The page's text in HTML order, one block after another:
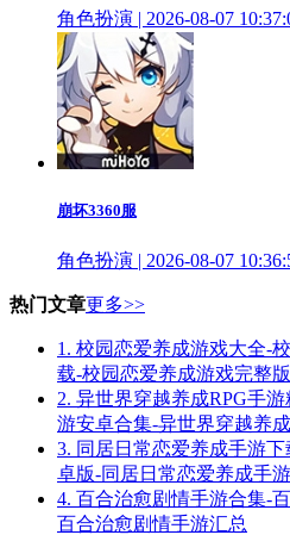
角色扮演 | 2026-08-07
崩坏3360服
角色扮演 | 2026-08-07
热门文章更多>>
1. 校园恋爱养成游戏大全-
载-校园恋爱养成游戏完整版
2. 异世界穿越养成RPG手
游安卓合集-异世界穿越养
3. 同居日常恋爱养成手游
卓版-同居日常恋爱养成手
4. 百合治愈剧情手游合集-
百合治愈剧情手游汇总